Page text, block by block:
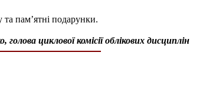
пам’ятні подарунки.
голова циклової комісії облікових дисциплін